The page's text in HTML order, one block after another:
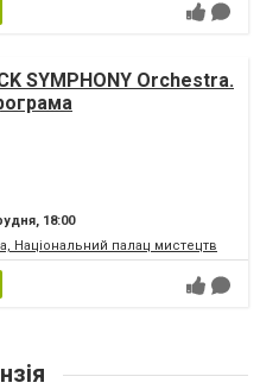
SYMPHONY Orchestra.
18:00
Національний палац мистецтв